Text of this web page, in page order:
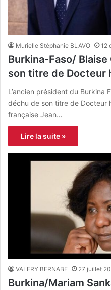
Murielle Stéphanie BLAVO 12
Burkina-Faso/
son titre de Docteur
L’ancien président du Burkina
déchu de son titre de Docteur
française Jean…
Lire la suite »
VALERY BERNABE 27 juillet
Burkina/Mariam